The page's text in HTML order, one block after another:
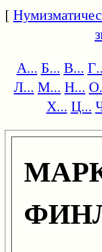
[
А... Б... В...
Л... М... Н...
Х... Ц...